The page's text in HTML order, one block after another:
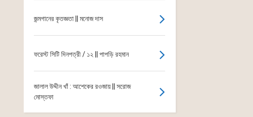
জন্মগানের কৃতজ্ঞতা || মনোজ দাস
ফরেস্ট সিটি দিনপত্রী / ১২ || পাপড়ি রহমান
জালাল উদ্দীন খাঁ : আশেকের রওজায় || সরোজ
মোস্তফা